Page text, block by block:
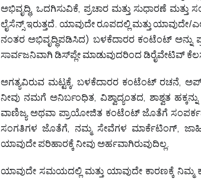
ಅಭಿವೃದ್ಧಿ, ಒದಗಿಸುವಿಕೆ, ಪ್ರಚಾರ ಮತ್ತು ಸುಧಾರಣೆ
ಲೈಸೆನ್ಸ್‌ ಇರುತ್ತದೆ. ಯಾವುದೇ ರೂಪದಲ್ಲಿ ಮತ್ತು
ನಂತರ ಅಭಿವೃದ್ಧಿಪಡಿಸಿದ) ಬಳಕೆದಾರರ ಕಂಟೆಂಟ್ ಅನ್ನು
ಸಾರ್ವಜನಿವಾಗಿ ಡಿಸ್‌ಪ್ಲೇ ಮಾಡುವುದರಿಂದ ಡಿರೈವೇಟಿವ್
ಅಗತ್ಯವಿರುವ ಮಟ್ಟಕ್ಕೆ, ಬಳಕೆದಾರರ ಕಂಟೆಂಟ್‌ ರಚನೆ,
ನೀವು ನಮಗೆ ಅನಿರ್ಬಂಧಿತ, ವಿಶ್ವಾದ್ಯಂತದ, ಶಾಶ್ವತ
ವಾಣಿಜ್ಯ ಅಥವಾ ಪ್ರಾಯೋಜಿತ ಕಂಟೆಂಟ್‌ ಜೊತೆಗೆ
ಸಂಗತಿಗಳ ಜೊತೆಗೆ, ನಮ್ಮ ಸೇವೆಗಳ ಮಾರ್ಕೆಟಿಂಗ್‌,
ಯಾವುದೇ ಪರಿಹಾರಕ್ಕೆ ನೀವು ಅರ್ಹವಾಗಿರುವುದಿಲ್ಲ.
ಯಾವುದೇ ಸಮಯದಲ್ಲಿ ಮತ್ತು ಯಾವುದೇ ಕಾರಣಕ್ಕೆ ನಿಮ್ಮ